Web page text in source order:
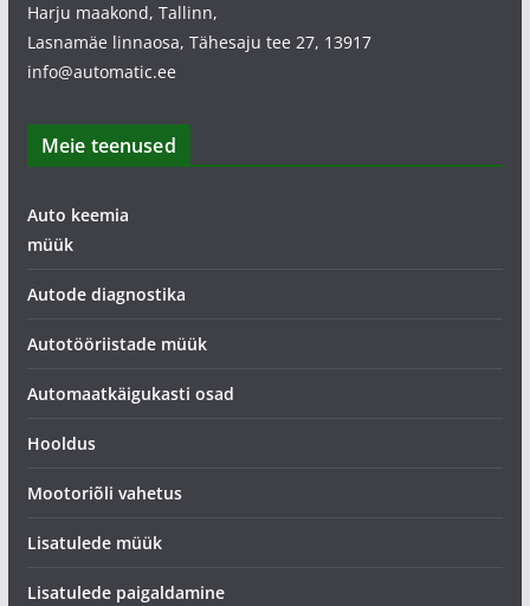
Harju maakond, Tallinn,
Lasnamäe linnaosa, Tähesaju tee 27, 13917
info@automatic.ee
Meie teenused
Auto keemia
müük
Autode diagnostika
Autotööriistade müük
Automaatkäigukasti osad
Hooldus
Mootoriõli vahetus
Lisatulede müük
Lisatulede paigaldamine